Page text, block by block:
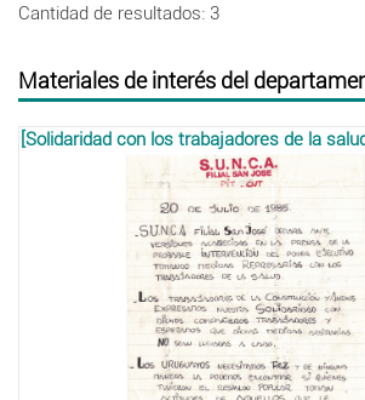
Cantidad de resultados: 3
Materiales de interés del
[Solidaridad con los trabajadores de la